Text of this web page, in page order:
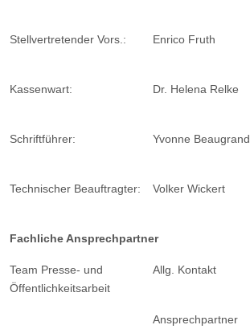
Stellvertretender Vors.: Enrico Fruth
Kassenwart: Dr. Helena Relke
Schriftführer: Yvonne Beaugrand
Technischer Beauftragter: Volker Wickert
Fachliche Ansprechpartner
Team Presse- und
Öffentlichkeitsarbeit
Allg. Kontakt
Ansprechpartner